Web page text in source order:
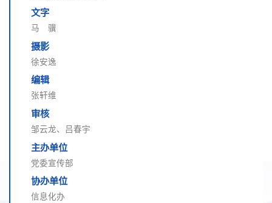
文字
马 骥
摄影
徐安逸
编辑
张轩维
审核
邹云龙、吕春宇
主办单位
党委宣传部
协办单位
信息化办